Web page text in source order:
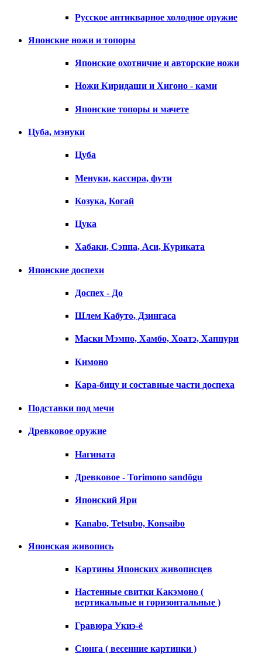
Русское антикварное холодное оружие
Японские ножи и топоры
Японские охотничие и авторские ножи
Ножи Киридаши и Хигоно - ками
Японские топоры и мачете
Цуба, мэнуки
Цуба
Менуки, кассира, фути
Козука, Когай
Цука
Хабаки, Сэппа, Аси, Куриката
Японские доспехи
Доспех - До
Шлем Кабуто, Дзингаса
Маски Мэмпо, Хамбо, Хоатэ, Хаппури
Кимоно
Кара-бицу и составные части доспеха
Подставки под мечи
Древковое оружие
Нагината
Древковое - Torimono sandōgu
Японский Яри
Kanabo, Tetsubo, Konsaibo
Японская живопись
Картины Японских живописцев
Настенные свитки Какэмоно (
вертикальные и горизонтальные )
Гравюра Укиэ-ё
Сюнга ( весенние картинки )